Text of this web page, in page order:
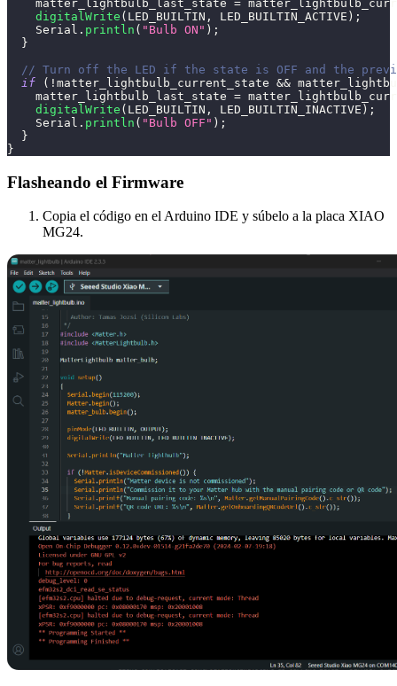
    matter_lightbulb_last_state
=
digitalWrite ( LED_BUILTIN , LED_BUILTIN_ACTIVE ) ;
    Serial
. println ( "Bulb ON" ) ;
}
// Turn off the LED if the state is OFF and the
if
( ! matter_lightbulb_current_state &&
    matter_lightbulb_last_state
=
digitalWrite ( LED_BUILTIN , LED_BUILTIN_INACTIVE ) ;
    Serial
. println ( "Bulb OFF" ) ;
}
}
Flasheando el Firmware
Copia el código en el Arduino IDE y súbelo a la placa XIAO
MG24.